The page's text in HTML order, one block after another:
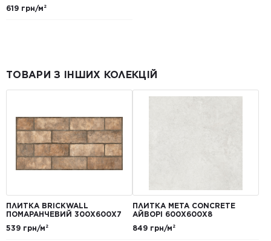
619 грн/м²
ТОВАРИ З ІНШИХ КОЛЕКЦІЙ
ПЛИТКА BRICKWALL
ПОМАРАНЧЕВИЙ 300Х600Х7
539 грн/м²
ПЛИТКА META CONCRETE
АЙВОРІ 600Х600Х8
849 грн/м²